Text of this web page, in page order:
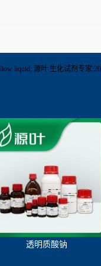
liquid; 源叶 生化试剂专家
透明质酸钠